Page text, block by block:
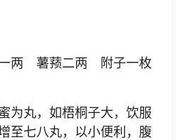
两 薯蓣二两 附子一枚
为丸，如梧桐子大，饮服
至七八丸，以小便利，腹